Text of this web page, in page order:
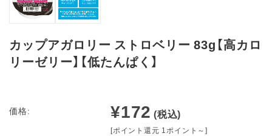
カップアガロリー ストロベリー 83g【高カロ
リーゼリー】【低たんぱく】
価格: ¥172 (税込)
[ポイント還元 1ポイント～]